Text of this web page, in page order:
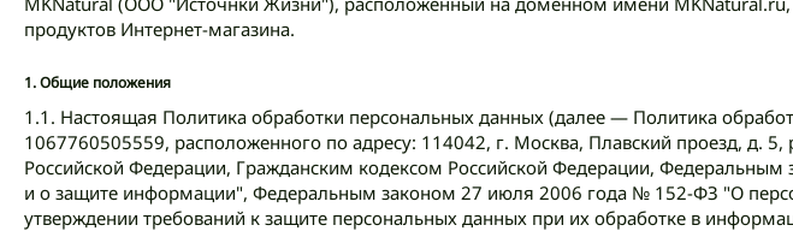
продуктов Интернет-магазина.
1.Общие положения
1.1. Настоящая Политика обработки персональных данных (далее — Политика
1067760505559, расположенного по адресу: 114042, г. Москва, Плавский проезд, д.
Российской Федерации, Гражданским кодексом Российской Федерации,
и о защите информации", Федеральным законом 27 июля 2006 года № 152-ФЗ "О
утверждении требований к защите персональных данных при их обработке в